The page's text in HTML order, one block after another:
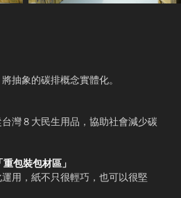
抽象的碳排概念實體化。
灣 8 大民生用品，協助社會減少碳
包裝包材區」
用，紙不只很輕巧，也可以很堅